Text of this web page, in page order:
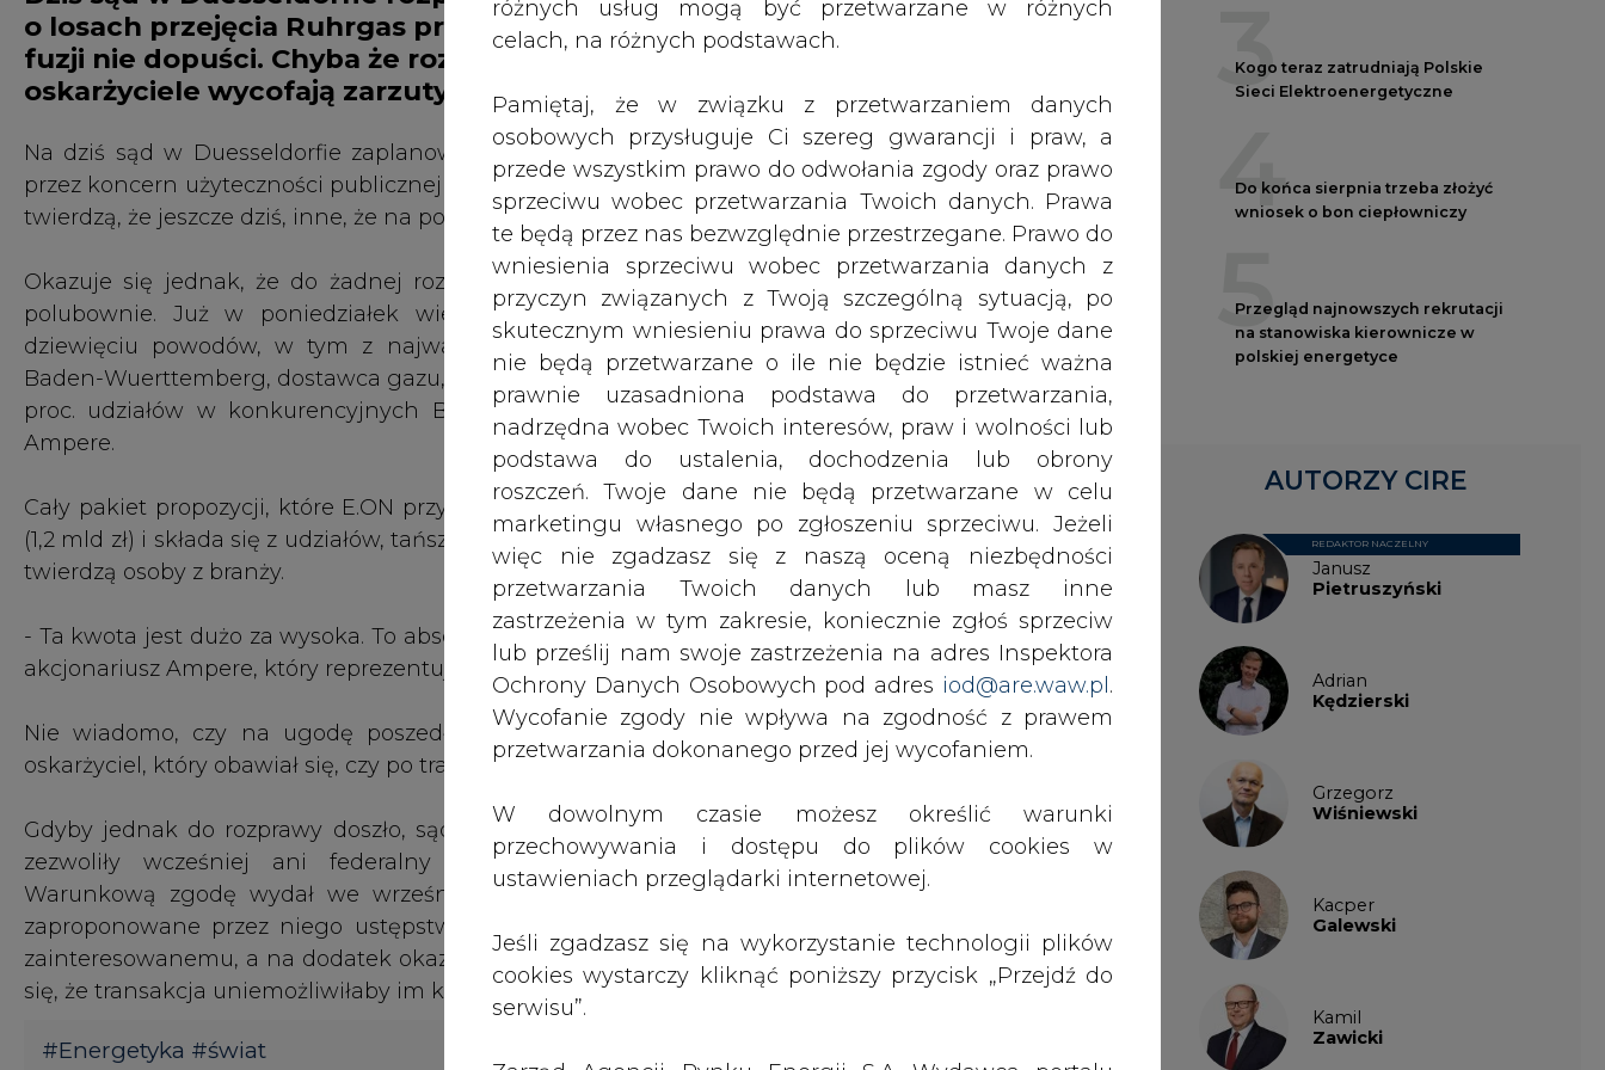
różnych usług mogą być przetwarzane w różnych
celach, na różnych podstawach.
Pamiętaj, że w związku z przetwarzaniem danych
osobowych przysługuje Ci szereg gwarancji i praw, a
przede wszystkim prawo do odwołania zgody oraz prawo
sprzeciwu wobec przetwarzania Twoich danych. Prawa
te będą przez nas bezwzględnie przestrzegane. Prawo do
wniesienia sprzeciwu wobec przetwarzania danych z
przyczyn związanych z Twoją szczególną sytuacją, po
skutecznym wniesieniu prawa do sprzeciwu Twoje dane
nie będą przetwarzane o ile nie będzie istnieć ważna
prawnie uzasadniona podstawa do przetwarzania,
nadrzędna wobec Twoich interesów, praw i wolności lub
podstawa do ustalenia, dochodzenia lub obrony
roszczeń. Twoje dane nie będą przetwarzane w celu
marketingu własnego po zgłoszeniu sprzeciwu. Jeżeli
więc nie zgadzasz się z naszą oceną niezbędności
przetwarzania Twoich danych lub masz inne
zastrzeżenia w tym zakresie, koniecznie zgłoś sprzeciw
lub prześlij nam swoje zastrzeżenia na adres Inspektora
Ochrony Danych Osobowych pod adres iod@are.waw.pl .
Wycofanie zgody nie wpływa na zgodność z prawem
przetwarzania dokonanego przed jej wycofaniem.
W dowolnym czasie możesz określić warunki
przechowywania i dostępu do plików cookies w
ustawieniach przeglądarki internetowej.
Jeśli zgadzasz się na wykorzystanie technologii plików
cookies wystarczy kliknąć poniższy przycisk „Przejdź do
serwisu”.
o losach przejęcia Ruhrgas przez E.ON. Wszystko wskazuje na to, że sąd do
fuzji nie dopuści. Chyba że rozprawa okaże się niepotrzebna, bo
oskarżyciele wycofają zarzuty...
Na dziś sąd w Duesseldorfie zaplanował rozpatrzenie sprawy dotyczącej przejęcia spółki Ruhrgas
przez koncern użyteczności publicznej E. ON. Nie wiadomo, kiedy zapadnie wyrok sądu: jedne źródła
twierdzą, że jeszcze dziś, inne, że na początku lutego.
Okazuje się jednak, że do żadnej rozprawy może dziś nie dojść. E.ON starał się załatwić sprawę
polubownie. Już w poniedziałek wieczorem koncern "dogadał się" podobno z siedmioma z
dziewięciu powodów, w tym z najważniejszym, donosi "Financial Times Deutschland". Energie
Baden-Wuerttemberg, dostawca gazu, przekonał się do transakcji w zamian za możliwość kupna 44
proc. udziałów w konkurencyjnych Bayerngas i Badenova. Na ugodę poszła też giełda energii
Ampere.
Cały pakiet propozycji, które E.ON przygotował dla przeciwników transakcji, jest wart 300 mln EUR
(1,2 mld zł) i składa się z udziałów, tańszych dostaw energii oraz - w ograniczonym stopniu - gotówki,
twierdzą osoby z branży.
- Ta kwota jest dużo za wysoka. To absolutny absurd - zaprzecza Thomas Heilmann, mniejszościowy
akcjonariusz Ampere, który reprezentuje kilka firm.
Nie wiadomo, czy na ugodę poszedł fiński koncern energetyczny Fortum, jedyny zagraniczny
oskarżyciel, który obawiał się, czy po transakcji w ogóle mógłby jeszcze działać w Niemczech.
Gdyby jednak do rozprawy doszło, sąd w Duesseldorfie najpewniej powie "nie". Na transakcję nie
zezwoliły wcześniej ani federalny urząd antymonopolowy, ani komisja antymonopolowa.
Warunkową zgodę wydał we wrześniu Werner Mueller, ówczesny minister gospodarki, jednak
zaproponowane przez niego ustępstwa, które miałby poczynić E.ON, nie spodobały się samemu
zainteresowanemu, a na dodatek okazały się niewystarczające dla ponad 50 spółek, które obawiają
się, że transakcja uniemożliwiłaby im konkurowanie na niemieckim rynku gazowym.
#Energetyka #świat
inteligencji. Wydawca portalu CIRE zgadza się na włączenie
3
Kogo teraz zatrudniają Polskie
Sieci Elektroenergetyczne
4
Do końca sierpnia trzeba złożyć
wniosek o bon ciepłowniczy
5
Przegląd najnowszych rekrutacji
na stanowiska kierownicze w
polskiej energetyce
Janusz
Pietruszyński
REDAKTOR NACZELNY
Adrian
Kędzierski
Grzegorz
Wiśniewski
Kacper
Galewski
Kamil
Zawicki
AUTORZY CIRE